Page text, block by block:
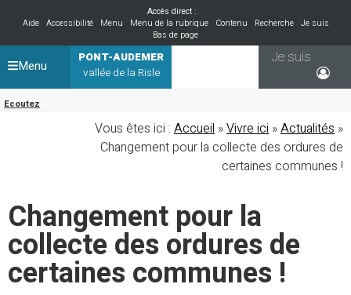
Accès direct :
Aide
Accessibilité Menu Menu de la rubrique Contenu Recherche
Je suis
Bas de page
PONT-AUDEMER
vallée de la Risle
Ecoutez
Je suis
Menu
Vous êtes ici : Accueil »Vivre ici »Actualités »
Changement pour la collecte des ordures de
certaines communes !
Changement pour la
collecte des ordures de
certaines communes !